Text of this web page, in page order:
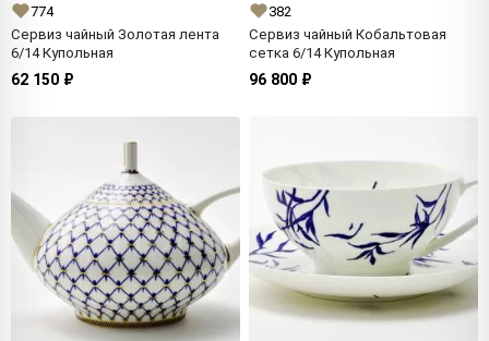
774
Сервиз чайный Золотая лента
6/14 Купольная
62 150 ₽
382
Сервиз чайный Кобальтовая
сетка 6/14 Купольная
96 800 ₽